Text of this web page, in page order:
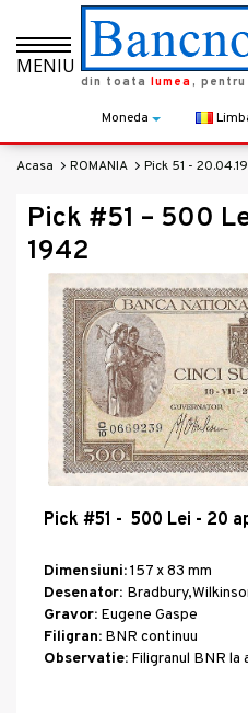
MENIU
din toata lumea ,
Moneda
Acasa ROMANIA Pick 51 -
Pick #51 – 500 Lei – 20 aprilie
1942
Pick #51 - 500 Lei - 20
Dimensiuni:157 x 83 mm
Desenator:
Gravor: Eugene Gaspe
Filigran: BNR continuu
Observatie: Filigranul BNR